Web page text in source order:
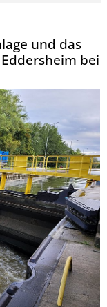
und das
bei